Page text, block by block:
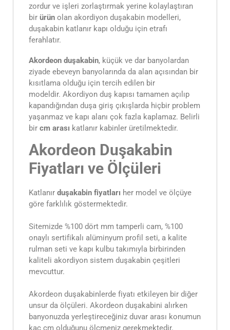
zordur ve işleri zorlaştırmak yerine kolaylaştıran
bir ürün olan akordiyon duşakabin modelleri,
duşakabin katlanır kapı olduğu için etrafı
ferahlatır.
Akordeon duşakabin, küçük ve dar banyolardan
ziyade ebeveyn banyolarında da alan açısından bir
kısıtlama olduğu için tercih edilen bir
modeldir. Akordiyon duş kapısı tamamen açılıp
kapandığından duşa giriş çıkışlarda hiçbir problem
yaşanmaz ve kapı alanı çok fazla kaplamaz. Belirli
bir cm arası katlanır kabinler üretilmektedir.
Akordeon Duşakabin
Fiyatları ve Ölçüleri
Katlanır duşakabin fiyatları her model ve ölçüye
göre farklılık göstermektedir.
Sitemizde %100 dört mm tamperli cam, %100
onaylı sertifikalı alüminyum profil seti, a kalite
rulman seti ve kapı kulbu takımıyla birbirinden
kaliteli akordiyon sistem duşakabin çeşitleri
mevcuttur.
Akordeon duşakabinlerde fiyatı etkileyen bir diğer
unsur da ölçüleri. Akordeon duşakabini alırken
banyonuzda yerleştireceğiniz duvar arası konumun
kaç cm olduğunu ölçmeniz gerekmektedir.